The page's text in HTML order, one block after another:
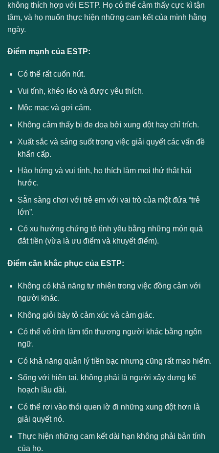
không thích hợp với ESTP. Họ có thể cảm thấy cực kì tận
tâm, và họ muốn thực hiện những cam kết của mình hằng
ngày.
Điểm mạnh của ESTP:
Có thể rất cuốn hút.
Vui tính, khéo léo và được yêu thích.
Mộc mạc và gợi cảm.
Không cảm thấy bị đe doạ bởi xung đột hay chỉ trích.
Xuất sắc và sáng suốt trong việc giải quyết các vấn đề
khẩn cấp.
Hào hứng và vui tính, họ thích làm mọi thứ thật hài
hước.
Sẵn sàng chơi với trẻ em với vai trò của một đứa “trẻ
lớn”.
Có xu hướng chứng tỏ tình yêu bằng những món quà
đắt tiền (vừa là ưu điểm và khuyết điểm).
Điểm cần khắc phục của ESTP:
Không có khả năng tự nhiên trong việc đồng cảm với
người khác.
Không giỏi bày tỏ cảm xúc và cảm giác.
Có thể vô tình làm tổn thương người khác bằng ngôn
ngữ.
Có khả năng quản lý tiền bạc nhưng cũng rất mạo hiểm.
Sống với hiện tại, không phải là người xây dựng kế
hoạch lâu dài.
Có thể rơi vào thói quen lờ đi những xung đột hơn là
giải quyết nó.
Thực hiện những cam kết dài hạn không phải bản tính
của họ.